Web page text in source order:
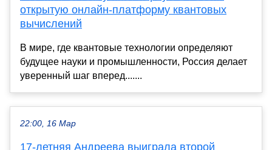
открытую онлайн-платформу квантовых
вычислений
В мире, где квантовые технологии определяют
будущее науки и промышленности, Россия делает
уверенный шаг вперед.......
22:00, 16 Мар
17-летняя Андреева выиграла второй